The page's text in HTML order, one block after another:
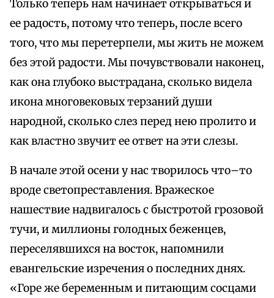
Только теперь нам начинает открываться и
ее радость, потому что теперь, после всего
того, что мы перетерпели, мы жить не можем
без этой радости. Мы почувствовали наконец,
как она глубоко выстрадана, сколько видела
икона многовековых терзаний души
народной, сколько слез перед нею пролито и
как властно звучит ее ответ на эти слезы.
В начале этой осени у нас творилось что–то
вроде светопреставления. Вражеское
нашествие надвигалось с быстротой грозовой
тучи, и миллионы голодных беженцев,
переселявшихся на восток, напомнили
евангельские изречения о последних днях.
«Горе же беременным и питающим сосцами